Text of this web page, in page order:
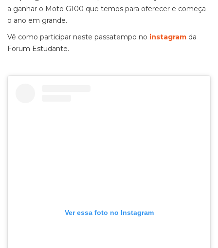
a ganhar o Moto G100 que temos para oferecer e começa
o ano em grande.
Vê como participar neste passatempo no instagram da
Forum Estudante.
Ver essa foto no Instagram